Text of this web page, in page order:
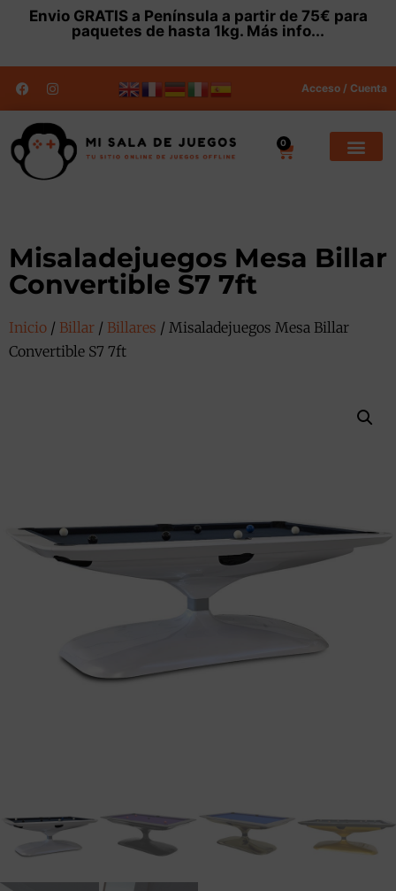
Envio GRATISa Península a partir de 75€ para
paquetes de hasta 1kg. Más info...
Acceso / Cuenta
0
Misaladejuegos Mesa Billar
Convertible S7 7ft
Inicio / Billar / Billares / Misaladejuegos Mesa Billar
Convertible S7 7ft